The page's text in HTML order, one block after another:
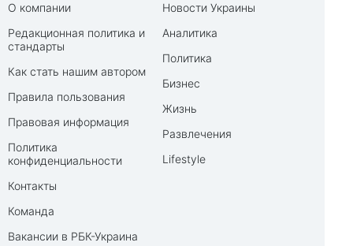
О компании
Редакционная политика и
стандарты
Как стать нашим автором
Правила пользования
Правовая информация
Политика
конфиденциальности
Контакты
Команда
Вакансии в РБК-Украина
Новости Украины
Аналитика
Политика
Бизнес
Жизнь
Развлечения
Lifestyle